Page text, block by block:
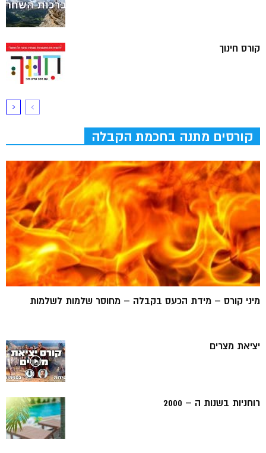
קורס חינוך
קורסים מתנה בחכמת הקבלה
מיני קורס – מידת הכעס בקבלה – מחוסר שלמות לשלמות
יציאת מצרים
רוחניות בשנות ה – 2000